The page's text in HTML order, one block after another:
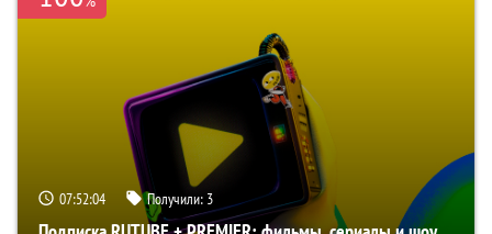
07:52:03 Получили: 3